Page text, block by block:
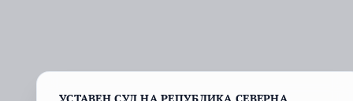
УСТАВЕН СУД НА РЕПУБЛИКА СЕВЕРНА